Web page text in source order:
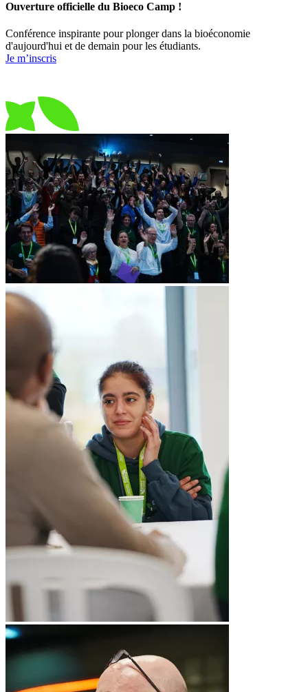
Ouverture officielle du Bioeco Camp !
Conférence inspirante pour plonger dans la bioéconomie
d'aujourd'hui et de demain pour les étudiants.
Je m’inscris